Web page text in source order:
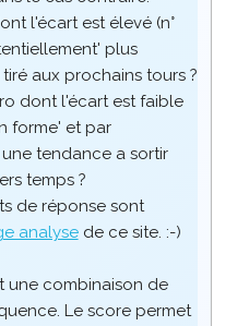
l'écart est élevé (n°
plus
aux prochains tours ?
dont l'écart est faible
forme' et par
tendance a sortir
temps ?
de réponse sont
analysede ce site. :-)
une combinaison de
Le score permet